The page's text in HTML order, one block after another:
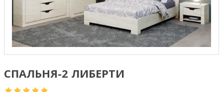
СПАЛЬНЯ-2 ЛИБЕРТИ